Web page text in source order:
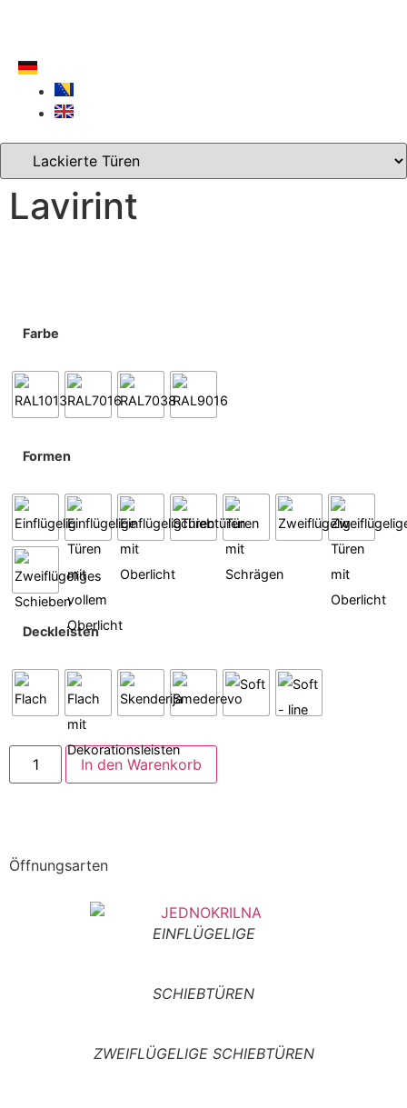
Lavirint
Farbe
Formen
Deckleisten
In den Warenkorb
Öffnungsarten
EINFLÜGELIGE
SCHIEBTÜREN
ZWEIFLÜGELIGE SCHIEBTÜREN